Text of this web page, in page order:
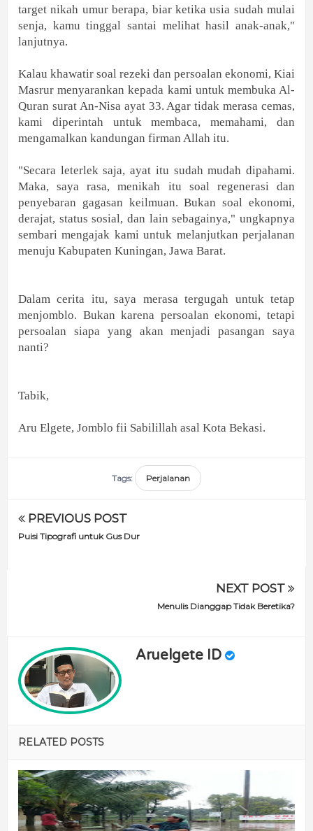
target nikah umur berapa, biar ketika usia sudah mulai
senja, kamu tinggal santai melihat hasil anak-anak,"
lanjutnya.
Kalau khawatir soal rezeki dan persoalan ekonomi, Kiai
Masrur menyarankan kepada kami untuk membuka Al-
Quran surat An-Nisa ayat 33. Agar tidak merasa cemas,
kami diperintah untuk membaca, memahami, dan
mengamalkan kandungan firman Allah itu.
"Secara leterlek saja, ayat itu sudah mudah dipahami.
Maka, saya rasa, menikah itu soal regenerasi dan
penyebaran gagasan keilmuan. Bukan soal ekonomi,
derajat, status sosial, dan lain sebagainya," ungkapnya
sembari mengajak kami untuk melanjutkan perjalanan
menuju Kabupaten Kuningan, Jawa Barat.
Dalam cerita itu, saya merasa tergugah untuk tetap
menjomblo. Bukan karena persoalan ekonomi, tetapi
persoalan siapa yang akan menjadi pasangan saya
nanti?
Tabik,
Aru Elgete, Jomblo fii Sabilillah asal Kota Bekasi.
Tags: Perjalanan
PREVIOUS POST
Puisi Tipografi untuk Gus Dur
NEXT POST
Menulis Dianggap Tidak Beretika?
Aruelgete ID
RELATED POSTS